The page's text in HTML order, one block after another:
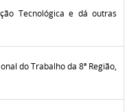
Tecnológica e dá outras
do Trabalho da 8ª Região,